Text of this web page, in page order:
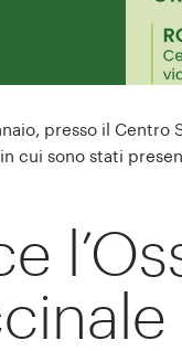
presso il Centro
in cui sono stati